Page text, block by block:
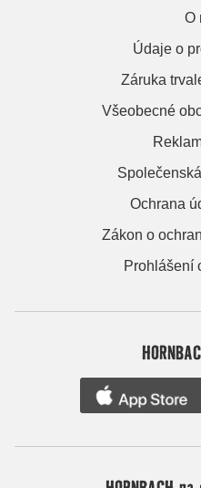
O
Údaje o
Záruka
Všeobecné
Ochrana
Zákon o
Prohlášení